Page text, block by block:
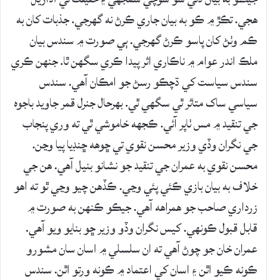
هجي. تڪڙ ۾ ڪو به بيان جاري ڪرڻ نه گهرجي. جذبات کان به
ڪم وٺڻ کان پاسو ڪرڻ گهرجي. ٻي صورت ۾ سندس بيان
ملڪ اندر عوام ۾ ناڪاري اثر پيدا ڪري سگهن ٿا. جنهن ڪري
سندس سياست کي ڌچڪو رسڻ جو امڪان آهي. سندس
سياسي ساک متاثر ٿي سگهي ٿي. بهرحال جنرل قمر جاويد باجوه
جي تنقيد ۾ مس ٺاپر آئي. ڪجهه خاموشي ٿي ته وري پنجاب
جي نگران وڏي وزير محسن نقوي تي ڇوهه ڇنڊيا پيا وڃن.
محسن نقوي به عمران جي تنقيد جو نشانو بنيل آهي. هن جي
خلاف به بيان بازي ڪئي پئي وڃي. ڪڏهن چيو وڃي ٿو ته اهو
زرداري صاحب جو همراهه آهي. جيڪو ڪنهن به صورت ۾
قابل قبول ڪونهي. کيس نگران وڏو وزير ڇو بنايو ويو آهي.
عمران خان جو چوڻ آهي ته ان سلسلي ۾ اسان سان مشورو
ڪونه ڪيو اٿن ۽ اسان کي اعتماد ۾ ڪونه ورتو اٿن. سندس